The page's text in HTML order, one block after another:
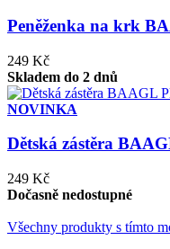
Peněženka na krk
249 Kč
Skladem do 2 dnů
NOVINKA
Dětská zástěra
249 Kč
Dočasně nedostupné
Všechny produkty s tímto